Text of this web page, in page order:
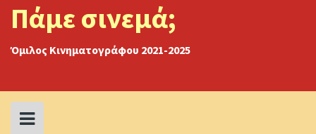
Πάμε σινεμά;
Όμιλος Κινηματογράφου 2021-2025